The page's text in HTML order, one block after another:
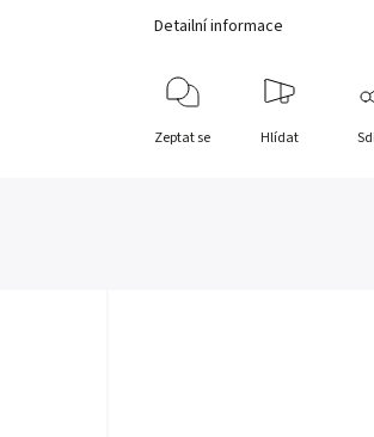
Detailní informace
Zeptat se Hlídat